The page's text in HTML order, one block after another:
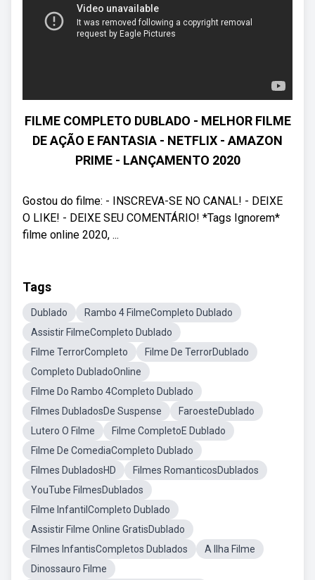
FILME COMPLETO DUBLADO - MELHOR FILME
DE AÇÃO E FANTASIA - NETFLIX - AMAZON
PRIME - LANÇAMENTO 2020
Gostou do filme: - INSCREVA-SE NO CANAL! - DEIXE
O LIKE! - DEIXE SEU COMENTÁRIO! *Tags Ignorem*
filme online 2020, ...
Tags
Dublado
Rambo 4 FilmeCompleto Dublado
Assistir FilmeCompleto Dublado
Filme TerrorCompleto
Filme De TerrorDublado
Completo DubladoOnline
Filme Do Rambo 4Completo Dublado
Filmes DubladosDe Suspense
FaroesteDublado
Lutero O Filme
Filme CompletoE Dublado
Filme De ComediaCompleto Dublado
Filmes DubladosHD
Filmes RomanticosDublados
YouTube FilmesDublados
Filme InfantilCompleto Dublado
Assistir Filme Online GratisDublado
Filmes InfantisCompletos Dublados
A Ilha Filme
Dinossauro Filme